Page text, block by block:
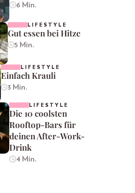
6 Min.
LIFESTYLE
Gut essen bei Hitze
5 Min.
LIFESTYLE
Einfach Krauli
3 Min.
LIFESTYLE
Die 10 coolsten
Rooftop-Bars für
deinen After-Work-
Drink
4 Min.